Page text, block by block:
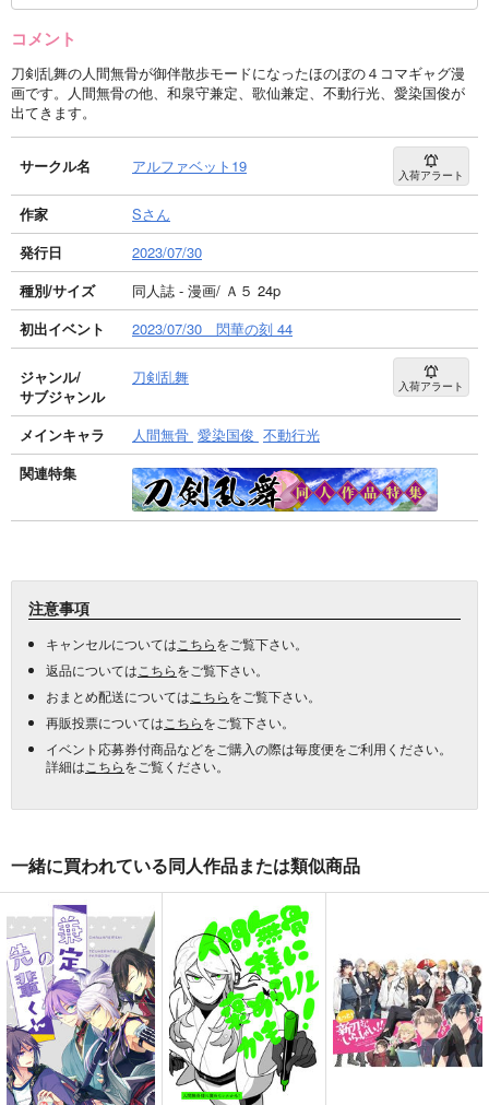
コメント
刀剣乱舞の人間無骨が御伴散歩モードになったほのぼの４コマギャグ漫
画です。人間無骨の他、和泉守兼定、歌仙兼定、不動行光、愛染国俊が
出てきます。
サークル名 アルファベット19 入荷アラート
作家
Sさん
発行日
2023/07/30
種別/サイズ
同人誌 - 漫画/ Ａ５ 24p
初出イベント
2023/07/30 閃華の刻 44
ジャンル/
サブジャンル
刀剣乱舞 入荷アラート
メインキャラ 人間無骨 愛染国俊 不動行光
関連特集
注意事項
キャンセルについては こちらをご覧下さい。
返品については こちらをご覧下さい。
おまとめ配送については こちらをご覧下さい。
再販投票については こちらをご覧下さい。
イベント応募券付商品などをご購入の際は毎度便をご利用ください。
詳細は こちらをご覧ください。
一緒に買われている同人作品または類似商品